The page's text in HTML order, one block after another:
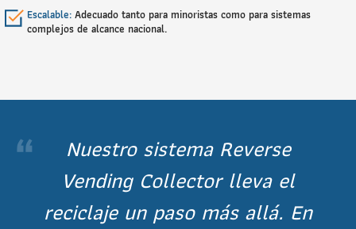
Escalable: Adecuado tanto para minoristas como para sistemas
complejos de alcance nacional.
“
Nuestro sistema Reverse
Vending Collector lleva el
reciclaje un paso más allá. En